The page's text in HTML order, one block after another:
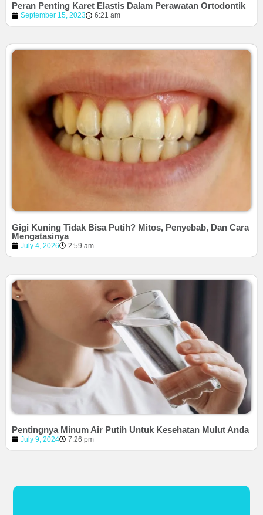
Peran Penting Karet Elastis Dalam Perawatan Ortodontik
September 15, 2023 6:21 am
Gigi Kuning Tidak Bisa Putih? Mitos, Penyebab, Dan Cara
Mengatasinya
July 4, 2026 2:59 am
Pentingnya Minum Air Putih Untuk Kesehatan Mulut Anda
July 9, 2024 7:26 pm